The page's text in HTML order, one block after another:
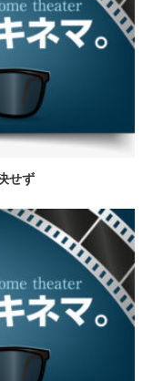
せず